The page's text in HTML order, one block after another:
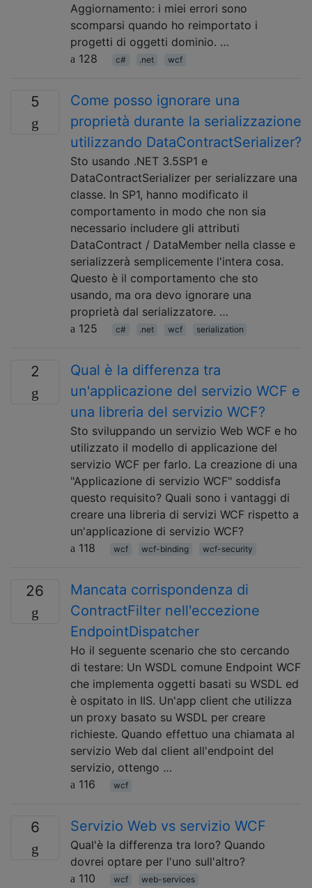
Aggiornamento: i miei errori sono
scomparsi quando ho reimportato i
progetti di oggetti dominio. …
128
c# .net wcf
5
Come posso ignorare una
proprietà durante la serializzazione
utilizzando DataContractSerializer?
Sto usando .NET 3.5SP1 e
DataContractSerializer per serializzare una
classe. In SP1, hanno modificato il
comportamento in modo che non sia
necessario includere gli attributi
DataContract / DataMember nella classe e
serializzerà semplicemente l'intera cosa.
Questo è il comportamento che sto
usando, ma ora devo ignorare una
proprietà dal serializzatore. …
125
c# .net wcf serialization
2
Qual è la differenza tra
un'applicazione del servizio WCF e
una libreria del servizio WCF?
Sto sviluppando un servizio Web WCF e ho
utilizzato il modello di applicazione del
servizio WCF per farlo. La creazione di una
"Applicazione di servizio WCF" soddisfa
questo requisito? Quali sono i vantaggi di
creare una libreria di servizi WCF rispetto a
un'applicazione di servizio WCF?
118
wcf wcf-binding wcf-security
26
Mancata corrispondenza di
ContractFilter nell'eccezione
EndpointDispatcher
Ho il seguente scenario che sto cercando
di testare: Un WSDL comune Endpoint WCF
che implementa oggetti basati su WSDL ed
è ospitato in IIS. Un'app client che utilizza
un proxy basato su WSDL per creare
richieste. Quando effettuo una chiamata al
servizio Web dal client all'endpoint del
servizio, ottengo …
116
wcf
6 Servizio Web vs servizio WCF
Qual'è la differenza tra loro? Quando
dovrei optare per l'uno sull'altro?
110
wcf web-services